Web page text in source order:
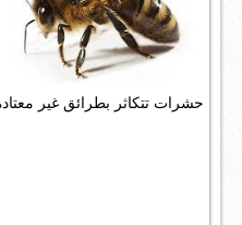
حشرات تتكاثر بطرائق غير